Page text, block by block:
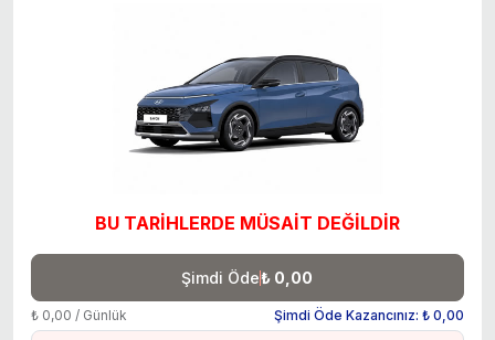
BU TARİHLERDE MÜSAİT DEĞİLDİR
Şimdi Öde₺ 0,00
₺ 0,00 / Günlük Şimdi Öde Kazancınız: ₺ 0,00